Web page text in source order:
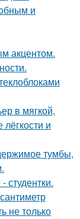
и
акцентом.
в мягкой,
и
тумбы,
студентки.
не только